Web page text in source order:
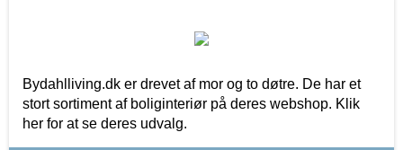
Bydahlliving.dk er drevet af mor og to døtre. De har et
stort sortiment af boliginteriør på deres webshop. Klik
her for at se deres udvalg.